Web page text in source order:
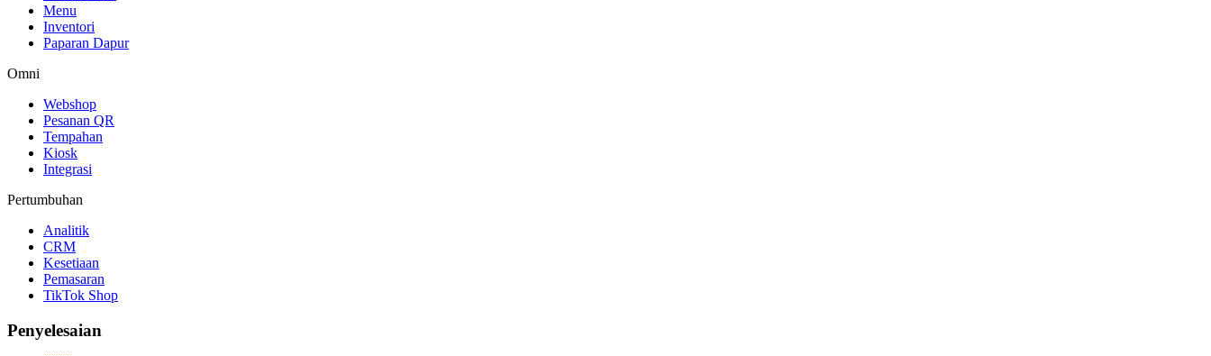
Menu
Inventori
Paparan Dapur
Omni
Webshop
Pesanan QR
Tempahan
Kiosk
Integrasi
Pertumbuhan
Analitik
CRM
Kesetiaan
Pemasaran
TikTok Shop
Penyelesaian